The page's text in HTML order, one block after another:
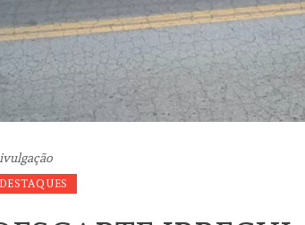
DESTAQUES